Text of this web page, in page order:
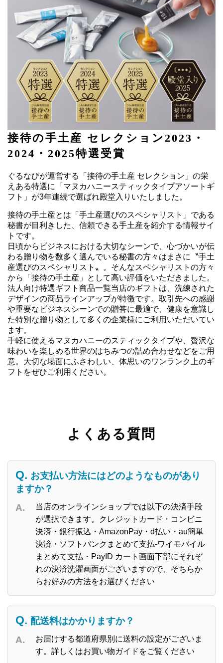
接待の手土産 セレクション2023・
2024・2025特選受賞
ぐるなびが運営する「接待の手土産 セレクション」の栄
えある特選に「マヌカハニースティックタイプアソートギ
フト」が3年連続で選ばれ殿堂入りいたしました。
接待の手土産とは「手土産選びのスペシャリスト」である
秘書が目利きした、信頼できる手土産を紹介する情報サイ
トです。
日頃からビジネスにおける大切なシーンで、心づかいが伝
わる贈り物を数多く選んでいる秘書の方々はまさに〝手土
産選びのスペシャリスト〟。そんなスペシャリストの方々
から「接待の手土産」として高い評価をいただきました。
法人向け特選ギフト商品一覧当店のギフトは、洗練された
デザインの商品ラインアップが特徴です。取引先への感謝
や重要なビジネスシーンでの贈答に最適で、健康を意識し
た特別な贈り物として多くの企業様にご利用いただいてい
ます。
手軽に使えるマヌカハニーのスティックタイプや、贅沢な
味わいを楽しめる世界のはちみつの詰め合わせなどをご用
意。大切な場面にふさわしい、体思いのワンランク上のギ
フトをぜひご利用ください。
よくある質問
お支払い方法にはどのようなものがあり
ますか？
当店のオンラインショップでは以下の決済手段
が選択できます。クレジットカード・コンビニ
決済・銀行振込・AmazonPay・d払い・au簡単
決済・ソフトバンクまとめて支払-ワイモバイル
まとめて支払・PayID カート画面下部にそれぞ
れの決済洗濯画面がございますので、そちらか
らお好みの方法をお選びください
配送料はかかりますか？
お届けする都道府県別に送料の設定がございま
す。詳しくはお買い物ガイドをご覧ください